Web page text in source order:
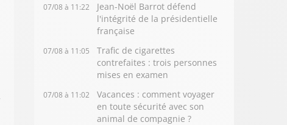
07/08 à 11:22
Jean-Noël Barrot défend
l'intégrité de la présidentielle
française
07/08 à 11:05
Trafic de cigarettes
contrefaites : trois personnes
mises en examen
07/08 à 11:02
Vacances : comment voyager
en toute sécurité avec son
animal de compagnie ?